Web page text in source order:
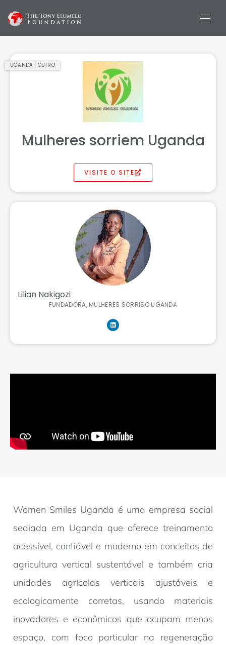
UGANDA | OUTRO
Mulheres sorriem Uganda
VISITE O SITE
Lilian Nakigozi
FUNDADORA, MULHERES SORRISO UGANDA
Women Smiles Uganda é uma empresa social
sediada em Uganda que oferece treinamento
acessível, confiável e moderno em conceitos de
agricultura vertical sustentável e também cria
unidades agrícolas verticais ajustáveis e
ecologicamente corretas, usando materiais
inovadores e econômicos que ocupam menos
espaço, com foco particular na regeneração